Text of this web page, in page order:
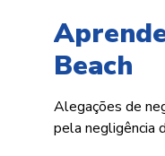
Beach
Alegações de
pela negligência